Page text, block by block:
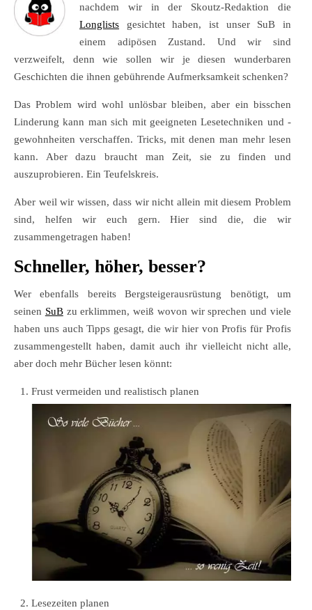
nachdem wir in der Skoutz-Redaktion die
Longlists
gesichtet haben, ist unser SuB in
einem adipösen Zustand. Und wir sind
verzweifelt, denn wie sollen wir je diesen wunderbaren
Geschichten die ihnen gebührende Aufmerksamkeit schenken?
Das Problem wird wohl unlösbar bleiben, aber ein bisschen
Linderung kann man sich mit geeigneten Lesetechniken und -
gewohnheiten verschaffen. Tricks, mit denen man mehr lesen
kann. Aber dazu braucht man Zeit, sie zu finden und
auszuprobieren. Ein Teufelskreis.
Aber weil wir wissen, dass wir nicht allein mit diesem Problem
sind, helfen wir euch gern. Hier sind die, die wir
zusammengetragen haben!
Schneller, höher, besser?
Wer ebenfalls bereits Bergsteigerausrüstung benötigt, um
seinen SuBzu erklimmen, weiß wovon wir sprechen und viele
haben uns auch Tipps gesagt, die wir hier von Profis für Profis
zusammengestellt haben, damit auch ihr vielleicht nicht alle,
aber doch mehr Bücher lesen könnt:
Frust vermeiden und realistisch planen
Lesezeiten planen